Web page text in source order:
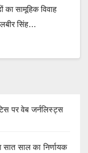
सामूहिक विवाह
सिंह…
पर वेब जर्नलिस्ट्स
साल का निर्णायक